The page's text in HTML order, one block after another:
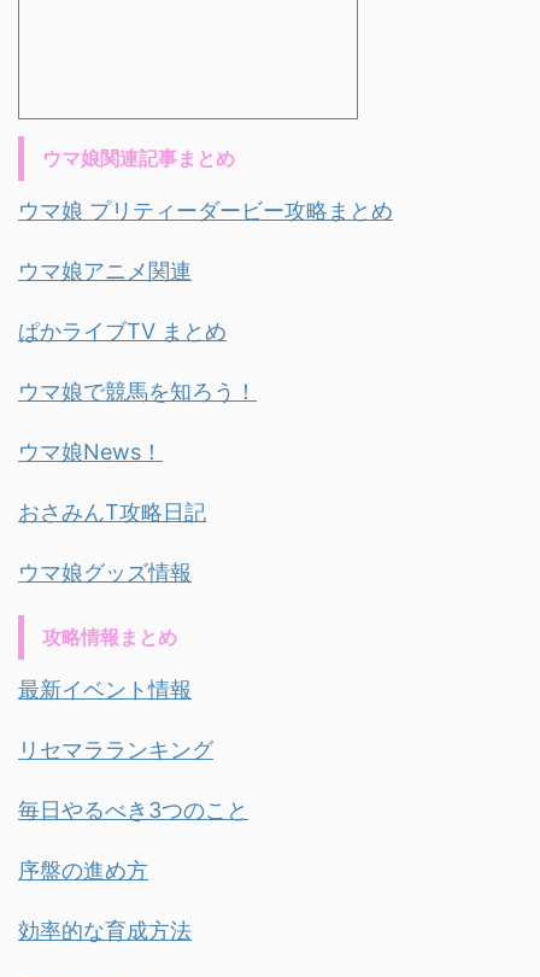
ウマ娘関連記事まとめ
ウマ娘 プリティーダービー攻略まとめ
ウマ娘アニメ関連
ぱかライブTV まとめ
ウマ娘で競馬を知ろう！
ウマ娘News！
おさみんT攻略日記
ウマ娘グッズ情報
攻略情報まとめ
最新イベント情報
リセマラランキング
毎日やるべき3つのこと
序盤の進め方
効率的な育成方法